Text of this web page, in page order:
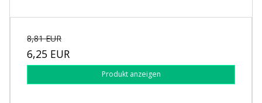
8,81 EUR
6,25 EUR
Produkt anzeigen